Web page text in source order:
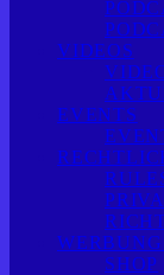
VIDEOS
EVENTS
SHOP